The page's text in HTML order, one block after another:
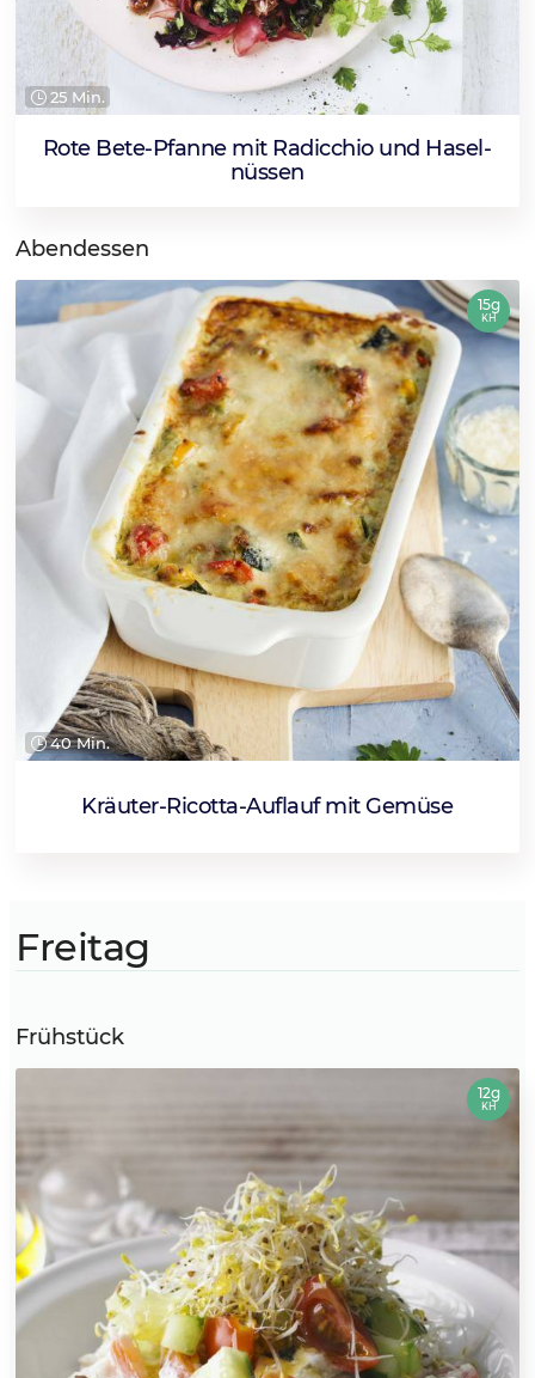
25 Min.
Rote Bete-Pfan­ne mit Ra­dic­chio und Ha­sel­
nüs­sen
Abendessen
40 Min.
Kräuter-Ricotta-Auflauf mit Gemüse
15g
KH
Freitag
Frühstück
12g
KH